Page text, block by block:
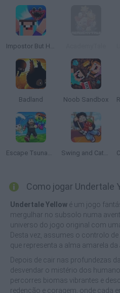
Impostor But Huggy Wuggy
Badland Noob Sandbox
Escape Tsunami: Save and Steal Brainrot Swing and Catch Brainrots
Como jogar Undertale
Undertale Yellow é um jogo
mergulhar no subsolo numa
universo do jogo original com
Desta vez, assumes o controlo
que representa a alma amarela da
Depois de cair nas profundezas
desvendar o mistério dos
percorres biomas vibrantes e
redenção e coragem, onde cada